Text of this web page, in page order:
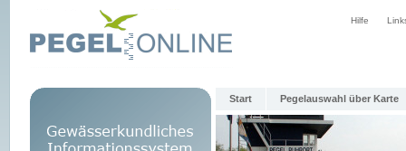
Hilfe
Start Pegelauswahl über Karte